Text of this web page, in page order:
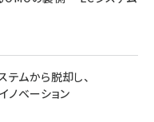
ムから脱却し、
ノベーション